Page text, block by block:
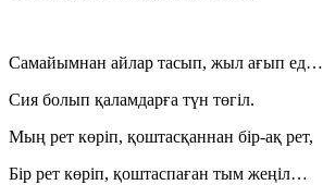
Самайымнан айлар тасып, жыл ағып ед…
Сия болып қаламдарға түн төгіл.
Мың рет көріп, қоштасқаннан бір-ақ рет,
Бір рет көріп, қоштаспаған тым жеңіл…